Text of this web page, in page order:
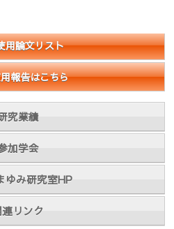
用論文リスト
報告はこちら
究業績
加学会
ゆみ研究室HP
連リンク